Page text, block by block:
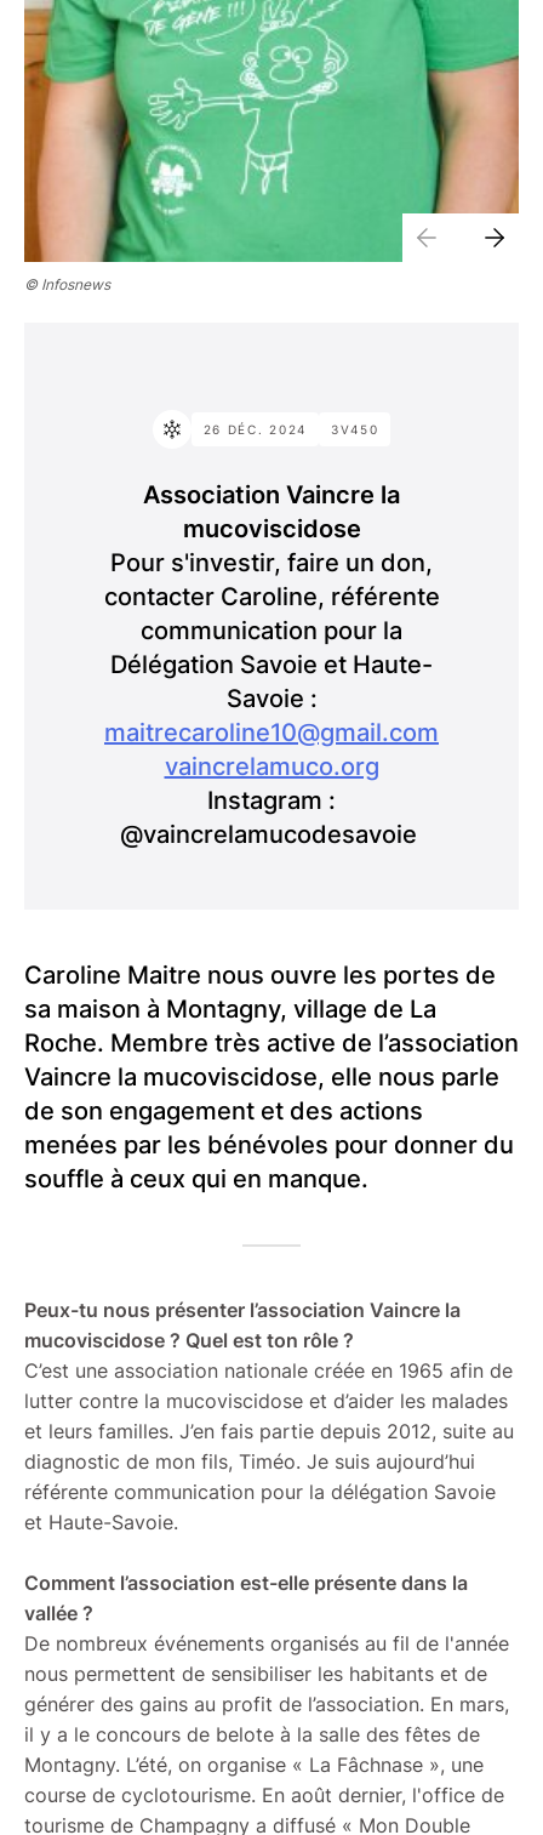
© Infosnews
26 DÉC. 2024 3V450
Association Vaincre la
mucoviscidose
Pour s'investir, faire un don,
contacter Caroline, référente
communication pour la
Délégation Savoie et Haute-
Savoie :
maitrecaroline10@gmail.com
vaincrelamuco.org
Instagram :
@vaincrelamucodesavoie
Caroline Maitre nous ouvre les portes de
sa maison à Montagny, village de La
Roche. Membre très active de l’association
Vaincre la mucoviscidose, elle nous parle
de son engagement et des actions
menées par les bénévoles pour donner du
souffle à ceux qui en manque.
Peux-tu nous présenter l’association Vaincre la
mucoviscidose ? Quel est ton rôle ?
C’est une association nationale créée en 1965 afin de
lutter contre la mucoviscidose et d’aider les malades
et leurs familles. J’en fais partie depuis 2012, suite au
diagnostic de mon fils, Timéo. Je suis aujourd’hui
référente communication pour la délégation Savoie
et Haute-Savoie.
Comment l’association est-elle présente dans la
vallée ?
De nombreux événements organisés au fil de l'année
nous permettent de sensibiliser les habitants et de
générer des gains au profit de l’association. En mars,
il y a le concours de belote à la salle des fêtes de
Montagny. L’été, on organise « La Fâchnase », une
course de cyclotourisme. En août dernier, l'office de
tourisme de Champagny a diffusé « Mon Double